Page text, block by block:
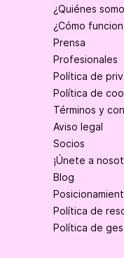
¿Quiénes
¿Cómo
Prensa
Profesionales
Política de
Política de
Términos y
Aviso legal
Socios
¡Únete a
Blog
Política de
Política de